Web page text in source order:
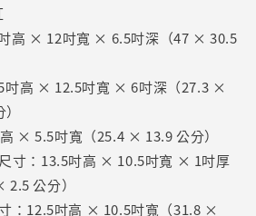
高 × 12吋寬 × 6.5吋深（47 × 30.5
吋高 × 12.5吋寬 × 6吋深（27.3 ×
× 5.5吋寬（25.4 × 13.9 公分）
寸：13.5吋高 × 10.5吋寬 × 1吋厚
公分）
：12.5吋高 × 10.5吋寬（31.8 ×